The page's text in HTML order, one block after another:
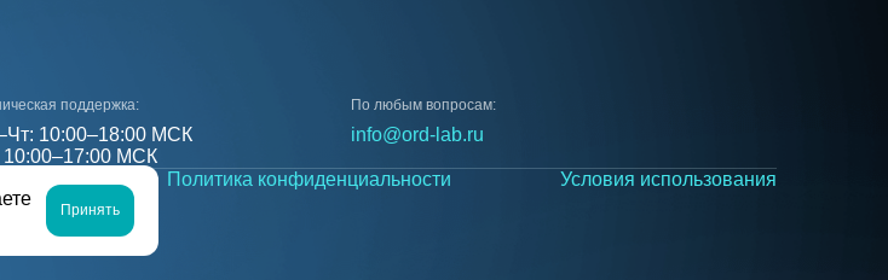
Принять
поддержка:
10:00–18:00 МСК
10:00–17:00 МСК
По любым вопросам:
info@ord-lab.ru
Политика конфиденциальности Условия использования